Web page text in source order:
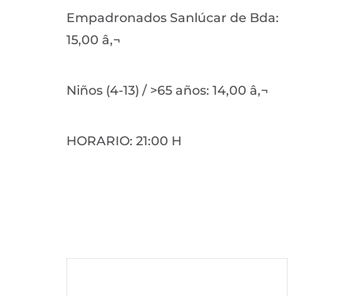
Empadronados Sanlúcar de Bda:
15,00 â‚¬
Niños (4-13) / >65 años: 14,00 â‚¬
HORARIO: 21:00 H